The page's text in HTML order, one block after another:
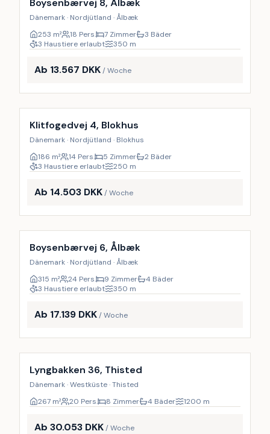
Boysenbærvej 8, Ålbæk
Dänemark · Nordjütland · Ålbæk
253 m² 18 Pers. 7 Zimmer
3 Bäder
3 Haustiere erlaubt
350 m
Ab 13.567 DKK/ Woche
Inkl. Endreinigung
Klitfogedvej 4, Blokhus
Dänemark · Nordjütland · Blokhus
186 m² 14 Pers. 5 Zimmer
2 Bäder
3 Haustiere erlaubt
250 m
Ab 14.503 DKK/ Woche
Inkl. Endreinigung
Boysenbærvej 6, Ålbæk
Dänemark · Nordjütland · Ålbæk
315 m² 24 Pers. 9 Zimmer
4 Bäder
3 Haustiere erlaubt
350 m
Ab 17.139 DKK/ Woche
Inkl. Endreinigung
Lyngbakken 36, Thisted
Dänemark · Westküste · Thisted
267 m² 20 Pers. 8 Zimmer 4 Bäder 1200 m
Ab 30.053 DKK/ Woche